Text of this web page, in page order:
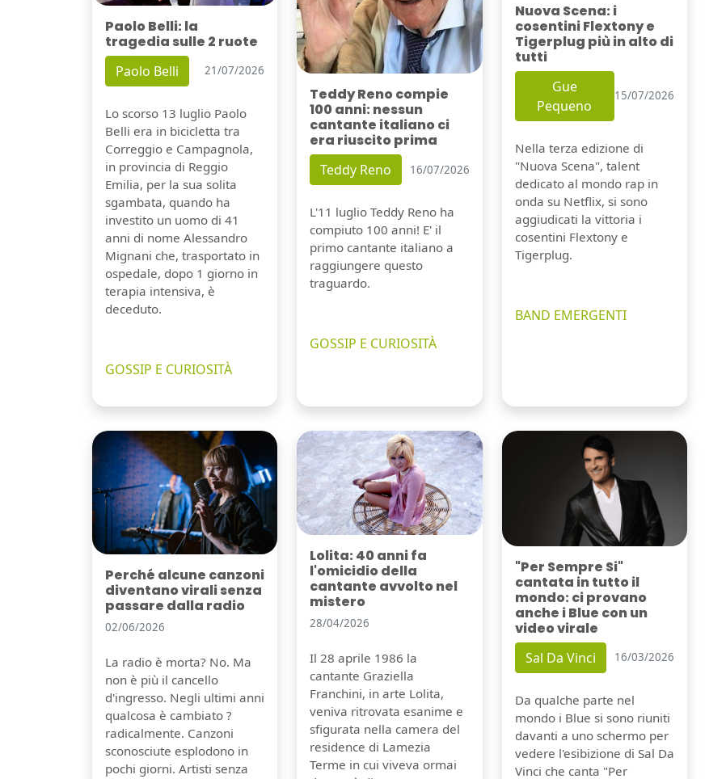
Paolo Belli: la
tragedia sulle 2 ruote
Paolo Belli 21/07/2026
Lo scorso 13 luglio Paolo
Belli era in bicicletta tra
Correggio e Campagnola,
in provincia di Reggio
Emilia, per la sua solita
sgambata, quando ha
investito un uomo di 41
anni di nome Alessandro
Mignani che, trasportato in
ospedale, dopo 1 giorno in
terapia intensiva, è
deceduto.
GOSSIP E CURIOSITÀ
Teddy Reno compie
100 anni: nessun
cantante italiano ci
era riuscito prima
Teddy Reno 16/07/2026
L'11 luglio Teddy Reno ha
compiuto 100 anni! E' il
primo cantante italiano a
raggiungere questo
traguardo.
GOSSIP E CURIOSITÀ
Nuova Scena: i
cosentini Flextony e
Tigerplug più in alto di
tutti
Gue
Pequeno
15/07/2026
Nella terza edizione di
"Nuova Scena", talent
dedicato al mondo rap in
onda su Netflix, si sono
aggiudicati la vittoria i
cosentini Flextony e
Tigerplug.
BAND EMERGENTI
Perché alcune canzoni
diventano virali senza
passare dalla radio
02/06/2026
La radio è morta? No. Ma
non è più il cancello
d'ingresso. Negli ultimi anni
qualcosa è cambiato ?
radicalmente. Canzoni
sconosciute esplodono in
pochi giorni. Artisti senza
Lolita: 40 anni fa
l'omicidio della
cantante avvolto nel
mistero
28/04/2026
Il 28 aprile 1986 la
cantante Graziella
Franchini, in arte Lolita,
veniva ritrovata esanime e
sfigurata nella camera del
residence di Lamezia
Terme in cui viveva ormai
"Per Sempre Si"
cantata in tutto il
mondo: ci provano
anche i Blue con un
video virale
Sal Da Vinci 16/03/2026
Da qualche parte nel
mondo i Blue si sono riuniti
davanti a uno schermo per
vedere l'esibizione di Sal Da
Vinci che canta "Per